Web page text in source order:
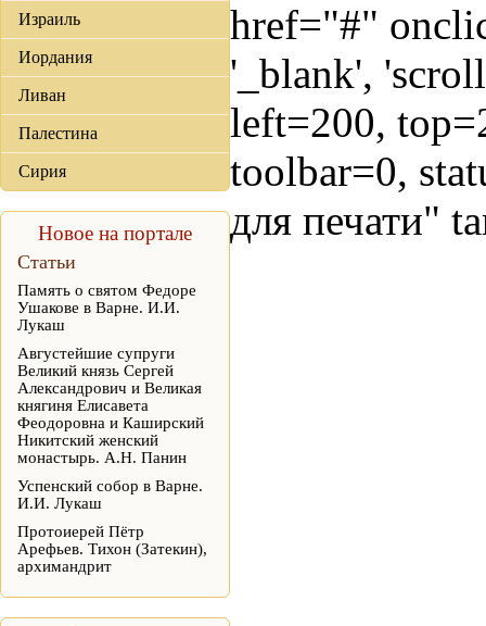
Израиль
Иордания
Ливан
Палестина
Сирия
Новое на портале
Статьи
Память о святом Федоре
Ушакове в Варне. И.И.
Лукаш
Августейшие супруги
Великий князь Сергей
Александрович и Великая
княгиня Елисавета
Феодоровна и Каширский
Никитский женский
монастырь. А.Н. Панин
Успенский собор в Варне.
И.И. Лукаш
Протоиерей Пётр
Арефьев. Тихон (Затекин),
архимандрит
href="#"
'_blank',
left=200,
toolbar=0,
для печати"